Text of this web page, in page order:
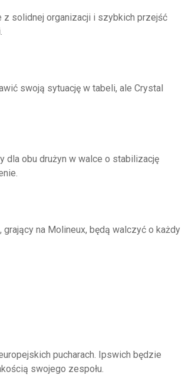
z solidnej organizacji i szybkich przejść
swoją sytuację w tabeli, ale Crystal
dla obu drużyn w walce o stabilizację
na Molineux, będą walczyć o każdy
pucharach. Ipswich będzie
swojego zespołu.